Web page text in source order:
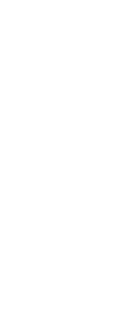
verkaufen möchte,
Tatsächlich